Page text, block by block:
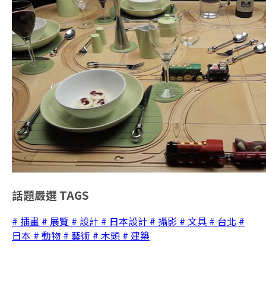
話題嚴選 TAGS
# 插畫 # 展覽 # 設計 # 日本設計 # 攝影 # 文具 # 台北 #
日本 # 動物 # 藝術 # 木頭 # 建築